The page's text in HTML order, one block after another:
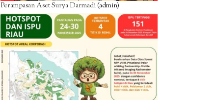
Perampasan Aset Surya Darmadi(admin)